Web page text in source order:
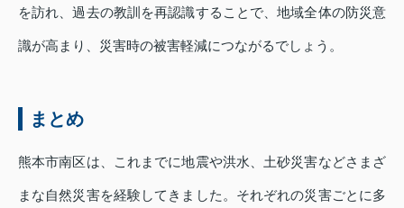
を訪れ、過去の教訓を再認識することで、地域全体の防災意
識が高まり、災害時の被害軽減につながるでしょう。
まとめ
熊本市南区は、これまでに地震や洪水、土砂災害などさまざ
まな自然災害を経験してきました。それぞれの災害ごとに多